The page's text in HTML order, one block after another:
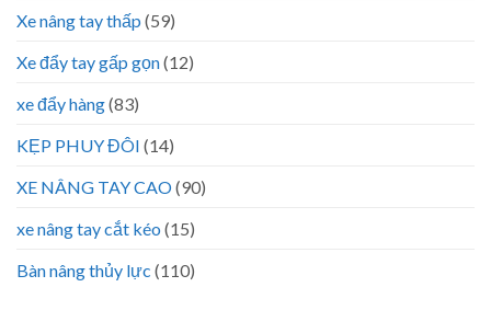
Xe nâng tay thấp (59)
Xe đẩy tay gấp gọn(12)
xe đẩy hàng(83)
KẸP PHUY ĐÔI (14)
XE NÂNG TAY CAO(90)
xe nâng tay cắt kéo (15)
Bàn nâng thủy lực (110)